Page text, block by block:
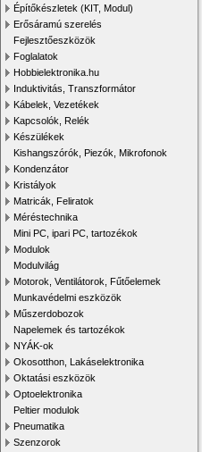
Építőkészletek (KIT, Modul)
Erősáramú szerelés
Fejlesztőeszközök
Foglalatok
Hobbielektronika.hu
Induktivitás, Transzformátor
Kábelek, Vezetékek
Kapcsolók, Relék
Készülékek
Kishangszórók, Piezók, Mikrofonok
Kondenzátor
Kristályok
Matricák, Feliratok
Méréstechnika
Mini PC, ipari PC, tartozékok
Modulok
Modulvilág
Motorok, Ventilátorok, Fűtőelemek
Munkavédelmi eszközök
Műszerdobozok
Napelemek és tartozékok
NYÁK-ok
Okosotthon, Lakáselektronika
Oktatási eszközök
Optoelektronika
Peltier modulok
Pneumatika
Szenzorok